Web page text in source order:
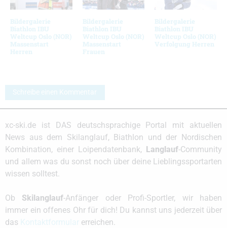
Bildergalerie
Biathlon IBU
Weltcup Oslo (NOR)
Massenstart
Herren
Bildergalerie
Biathlon IBU
Weltcup Oslo (NOR)
Massenstart
Frauen
Bildergalerie
Biathlon IBU
Weltcup Oslo (NOR)
Verfolgung Herren
Schreibe einen Kommentar
xc-ski.de ist DAS deutschsprachige Portal mit aktuellen
News aus dem Skilanglauf, Biathlon und der Nordischen
Kombination, einer Loipendatenbank,
Langlauf-Community
und allem was du sonst noch über deine Lieblingssportarten
wissen solltest.
Ob Skilanglauf-Anfänger oder Profi-Sportler, wir haben
immer ein offenes Ohr für dich! Du kannst uns jederzeit über
das
erreichen.